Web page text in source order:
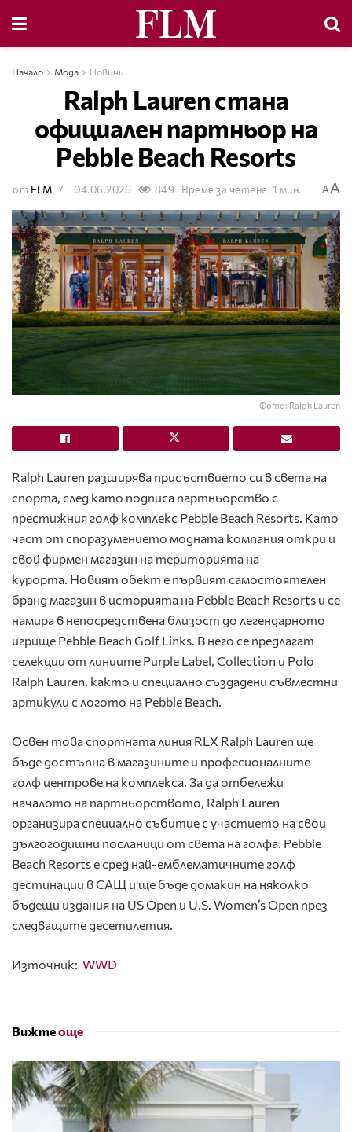
Начало Мода Новини
Ralph Lauren стана
официален партньор на
Pebble Beach Resorts
от FLM 04.06.2026 849 Време за четене: 1 мин. AA
Фото: Ralph Lauren
Ralph Lauren разширява присъствието си в света на
спорта, след като подписа партньорство с
престижния голф комплекс Pebble Beach Resorts. Като
част от споразумението модната компания откри и
свой фирмен магазин на територията на
курорта. Новият обект е първият самостоятелен
бранд магазин в историята на Pebble Beach Resorts и се
намира в непосредствена близост до легендарното
игрище Pebble Beach Golf Links. В него се предлагат
селекции от линиите Purple Label, Collection и Polo
Ralph Lauren, както и специално създадени съвместни
артикули с логото на Pebble Beach.
Освен това спортната линия RLX Ralph Lauren ще
бъде достъпна в магазините и професионалните
голф центрове на комплекса. За да отбележи
началото на партньорството, Ralph Lauren
организира специално събитие с участието на свои
дългогодишни посланици от света на голфа. Pebble
Beach Resorts е сред най-емблематичните голф
дестинации в САЩ и ще бъде домакин на няколко
бъдещи издания на US Open и U.S. Women’s Open през
следващите десетилетия.
Източник: WWD
Вижтеоще